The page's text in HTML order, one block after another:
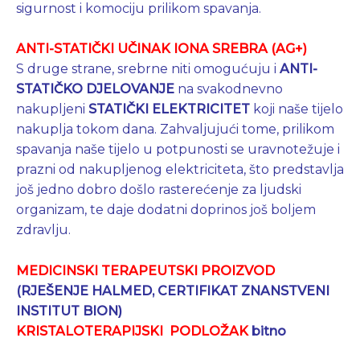
sigurnost i komociju prilikom spavanja.
ANTI-STATIČKI UČINAK IONA SREBRA (AG+)
S druge strane, srebrne niti omogućuju i ANTI-
STATIČKO DJELOVANJE na svakodnevno
nakupljeni STATIČKI ELEKTRICITET koji naše tijelo
nakuplja tokom dana. Zahvaljujući tome, prilikom
spavanja naše tijelo u potpunosti se uravnotežuje i
prazni od nakupljenog elektriciteta, što predstavlja
još jedno dobro došlo rasterećenje za ljudski
organizam, te daje dodatni doprinos još boljem
zdravlju.
MEDICINSKI TERAPEUTSKI PROIZVOD
(RJEŠENJE HALMED, CERTIFIKAT ZNANSTVENI
INSTITUT BION)
KRISTALOTERAPIJSKI PODLOŽAKbitno